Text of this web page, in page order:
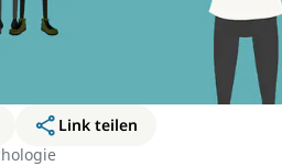
Link teilen